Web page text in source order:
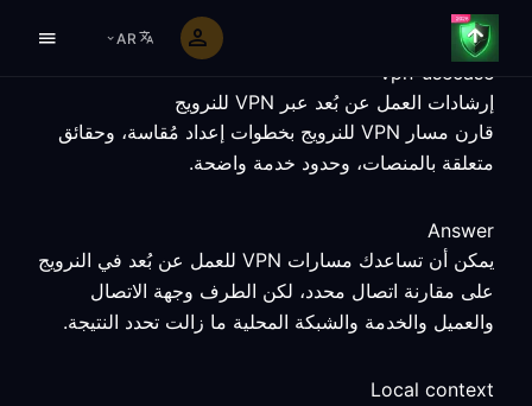
AR
vpn-usecase
إرشادات العمل عن بُعد عبر VPN للنرويج
قارن مسار VPN للنرويج بخطوات إعداد مُقاسة، وحقائق
متعلقة بالمنصات، وحدود خدمة واضحة.
Answer
يمكن أن تساعدك مسارات VPN للعمل عن بُعد في النرويج
على مقارنة اتصال محدد، لكن الطرف وجهة الاتصال
والعميل والخدمة والشبكة المحلية ما زالت تحدد النتيجة.
Local context